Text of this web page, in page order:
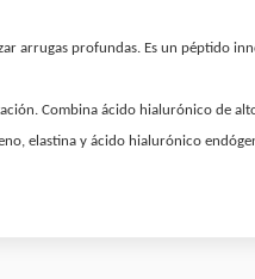
arrugas profundas. Es un
Combina ácido hialurónico de
elastina y ácido hialurónico